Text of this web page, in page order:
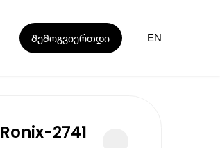
შემოგვიერთდი EN
2741